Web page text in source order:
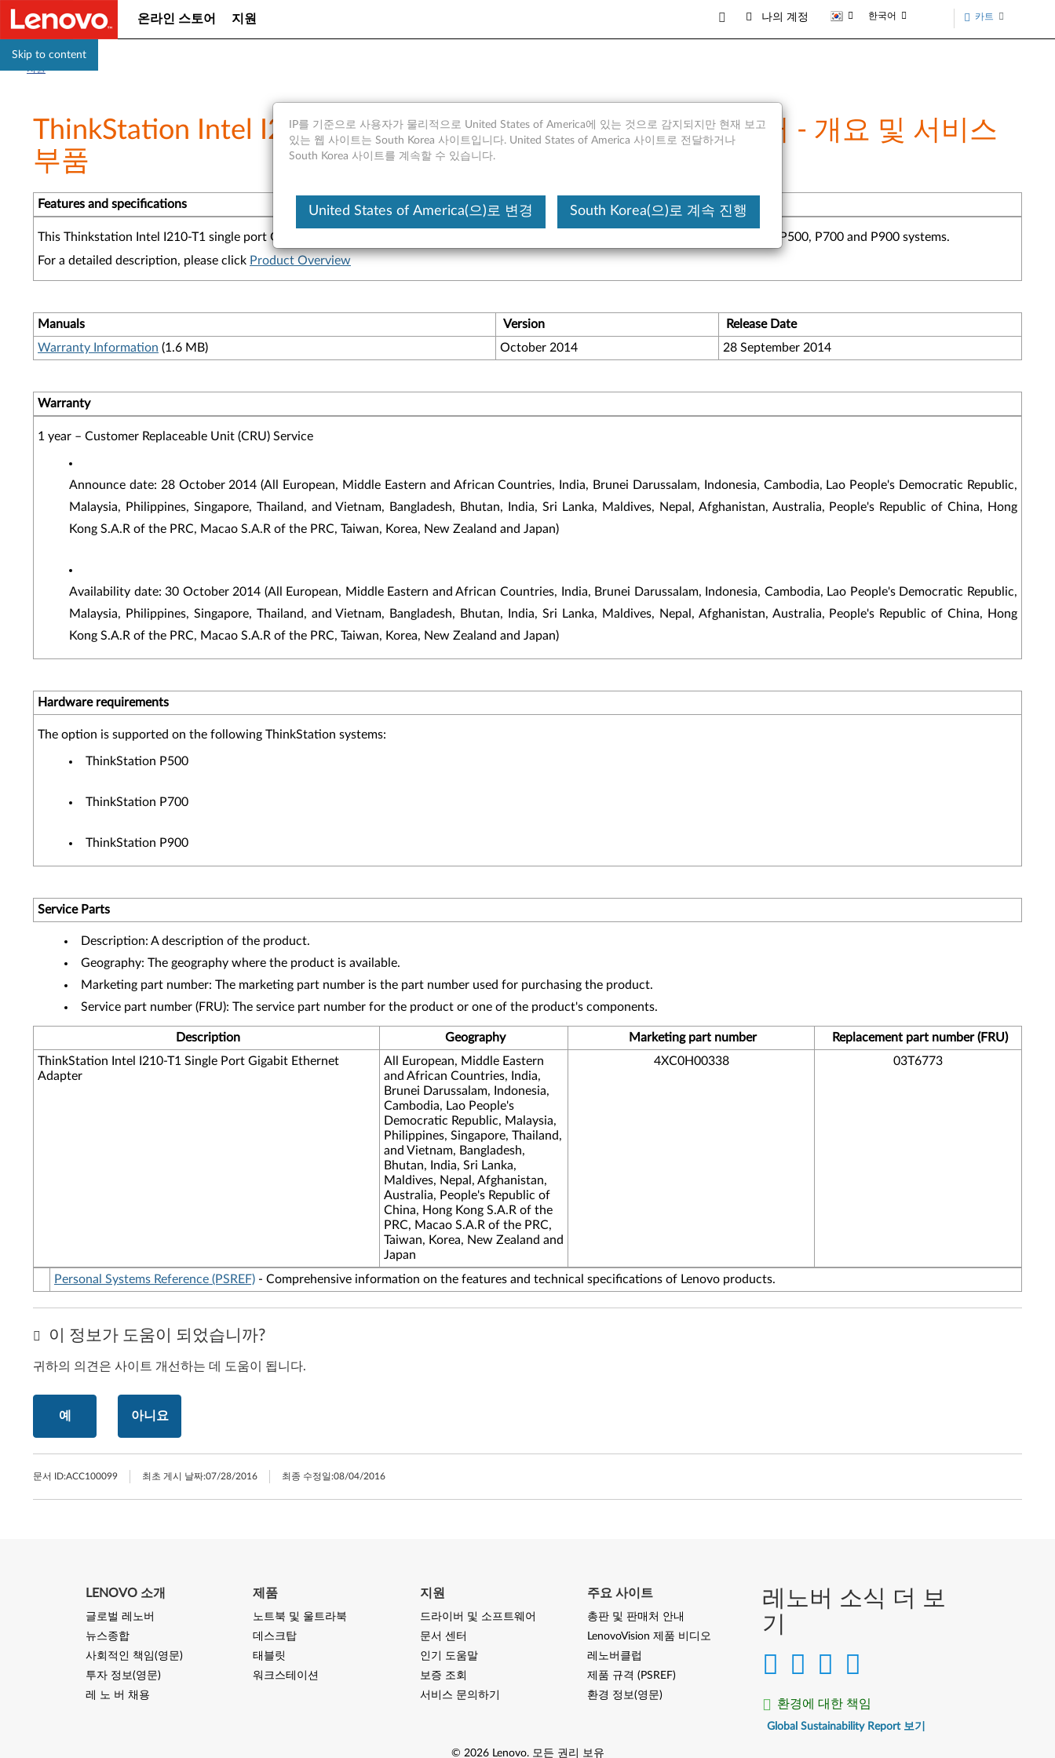
Skip to content
온라인 스토어 지원 나의 계정 한국어 카트
지원
ThinkStation Intel I210-T1 싱글 포트 기가비트 이더넷 어댑터 - 개요 및 서비스
부품
Features and specifications
This Thinkstation Intel I210-T1 single port Gigabit Ethernet adapter is fully qualified to provide smoothly compatibility on ThinkStation P500, P700 and P900 systems.
For a detailed description, please click Product Overview
Manuals Version
Release Date
Warranty Information (1.6 MB) October 2014 28 September 2014
Warranty
1 year – Customer Replaceable Unit (CRU) Service
Announce date: 28 October 2014 (All European, Middle Eastern and African Countries, India, Brunei Darussalam, Indonesia, Cambodia, Lao People's Democratic Republic,
Malaysia, Philippines, Singapore, Thailand, and Vietnam, Bangladesh, Bhutan, India, Sri Lanka, Maldives, Nepal, Afghanistan, Australia, People's Republic of China, Hong
Kong S.A.R of the PRC, Macao S.A.R of the PRC, Taiwan, Korea, New Zealand and Japan)
Availability date: 30 October 2014 (All European, Middle Eastern and African Countries, India, Brunei Darussalam, Indonesia, Cambodia, Lao People's Democratic Republic,
Malaysia, Philippines, Singapore, Thailand, and Vietnam, Bangladesh, Bhutan, India, Sri Lanka, Maldives, Nepal, Afghanistan, Australia, People's Republic of China, Hong
Kong S.A.R of the PRC, Macao S.A.R of the PRC, Taiwan, Korea, New Zealand and Japan)
Hardware requirements
The option is supported on the following ThinkStation systems:
ThinkStation P500
ThinkStation P700
ThinkStation P900
Service Parts
Description: A description of the product.
Geography: The geography where the product is available.
Marketing part number: The marketing part number is the part number used for purchasing the product.
Service part number (FRU): The service part number for the product or one of the product's components.
Description Geography Marketing part number
Replacement part number (FRU)
ThinkStation Intel I210-T1 Single Port Gigabit Ethernet
Adapter
All European, Middle Eastern
and African Countries, India,
Brunei Darussalam, Indonesia,
Cambodia, Lao People's
Democratic Republic, Malaysia,
Philippines, Singapore, Thailand,
and Vietnam, Bangladesh,
Bhutan, India, Sri Lanka,
Maldives, Nepal, Afghanistan,
Australia, People's Republic of
China, Hong Kong S.A.R of the
PRC, Macao S.A.R of the PRC,
Taiwan, Korea, New Zealand and
Japan
4XC0H00338 03T6773
Personal Systems Reference (PSREF) - Comprehensive information on the features and technical specifications of Lenovo products.
이 정보가 도움이 되었습니까?
귀하의 의견은 사이트 개선하는 데 도움이 됩니다.
예 아니요
문서 ID:ACC100099 최초 게시 날짜:07/28/2016 최종 수정일:08/04/2016
레노버 소식 더 보
기
환경에 대한 책임
Global Sustainability Report 보기
IP를 기준으로 사용자가 물리적으로 United States of America에 있는 것으로 감지되지만 현재 보고
있는 웹 사이트는 South Korea 사이트입니다. United States of America 사이트로 전달하거나
South Korea 사이트를 계속할 수 있습니다.
United States of America(으)로 변경 South Korea(으)로 계속 진행
LENOVO 소개
글로벌 레노버
뉴스종합
사회적인 책임(영문)
투자 정보(영문)
레 노 버 채용
제품
노트북 및 울트라북
데스크탑
태블릿
워크스테이션
지원
드라이버 및 소프트웨어
문서 센터
인기 도움말
보증 조회
서비스 문의하기
주요 사이트
총판 및 판매처 안내
LenovoVision 제품 비디오
레노버클럽
제품 규격 (PSREF)
환경 정보(영문)
© 2026 Lenovo. 모든 권리 보유